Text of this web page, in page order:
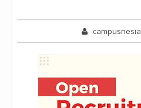
campusnesia